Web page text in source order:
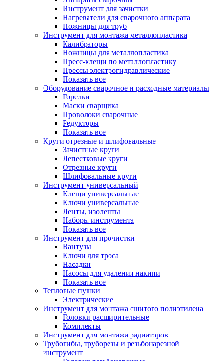
Инструмент для зачистки
Нагреватели для сварочного аппарата
Ножницы для труб
Инструмент для монтажа металлопластика
Калибраторы
Ножницы для металлопластика
Пресс-клещи по металлопластику
Прессы электрогидравлические
Показать все
Оборудование сварочное и расходные материалы
Горелки
Маски сварщика
Проволоки сварочные
Редукторы
Показать все
Круги отрезные и шлифовальные
Зачистные круги
Лепестковые круги
Отрезные круги
Шлифовальные круги
Инструмент универсальный
Клещи универсальные
Ключи универсальные
Ленты, изоленты
Наборы инструмента
Показать все
Инструмент для прочистки
Вантузы
Ключи для троса
Насадки
Насосы для удаления накипи
Показать все
Тепловые пушки
Электрические
Инструмент для монтажа сшитого полиэтилена
Головки расширительные
Комплекты
Инструмент для монтажа радиаторов
Трубогибы, труборезы и резьбонарезной
инструмент